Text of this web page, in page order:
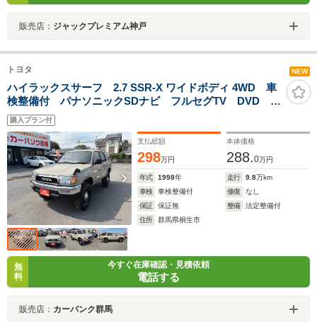
販売店： ジャックプレミアム神戸
トヨタ NEW
ハイラックスサーフ 2.7 SSR-X ワイドボディ 4WD 車
検整備付 パナソニックSDナビ フルセグTV DVD
BT バックカメラ ETC US4ランナー仕様 ナローボ
ディー 2インチリフトアップTOYOTAメッキグリル ル
ーフレール/サンルーフ
購入プラン付
支払総額
298万円
本体価格
288.0万円
年式 1998年 走行 9.8万km
車検
車検整備付 修復
なし
保証
保証無 整備
法定整備付
住所
群馬県桐生市
無
料
今すぐ在庫確認・見積依頼
電話する
販売店： カーバンク群馬